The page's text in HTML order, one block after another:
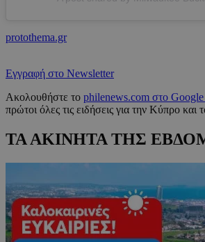
protothema.gr
Εγγραφή στο Newsletter
Ακολουθήστε το philenews.com στο
πρώτοι όλες τις ειδήσεις για την Κύπρο και
ΤΑ ΑΚΙΝΗΤΑ ΤΗΣ